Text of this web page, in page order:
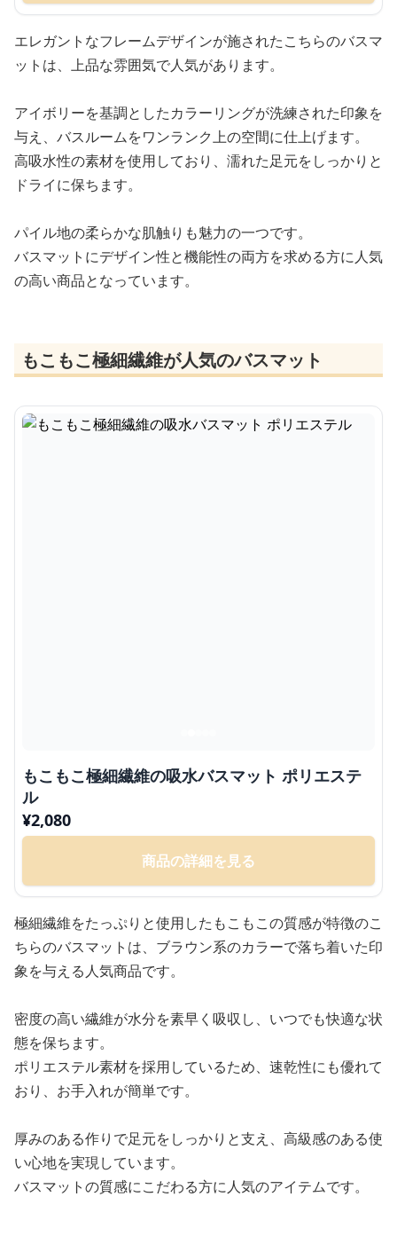
エレガントなフレームデザインが施されたこちらのバスマ
ットは、上品な雰囲気で人気があります。
アイボリーを基調としたカラーリングが洗練された印象を
与え、バスルームをワンランク上の空間に仕上げます。
高吸水性の素材を使用しており、濡れた足元をしっかりと
ドライに保ちます。
パイル地の柔らかな肌触りも魅力の一つです。
バスマットにデザイン性と機能性の両方を求める方に人気
の高い商品となっています。
もこもこ極細繊維が人気のバスマット
もこもこ極細繊維の吸水バスマット ポリエステ
ル
¥2,080
商品の詳細を見る
極細繊維をたっぷりと使用したもこもこの質感が特徴のこ
ちらのバスマットは、ブラウン系のカラーで落ち着いた印
象を与える人気商品です。
密度の高い繊維が水分を素早く吸収し、いつでも快適な状
態を保ちます。
ポリエステル素材を採用しているため、速乾性にも優れて
おり、お手入れが簡単です。
厚みのある作りで足元をしっかりと支え、高級感のある使
い心地を実現しています。
バスマットの質感にこだわる方に人気のアイテムです。